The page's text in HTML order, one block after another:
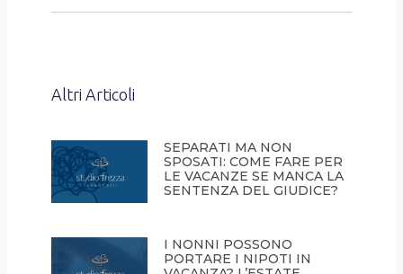
Altri Articoli
SEPARATI MA NON
SPOSATI: COME FARE PER
LE VACANZE SE MANCA LA
SENTENZA DEL GIUDICE?
I NONNI POSSONO
PORTARE I NIPOTI IN